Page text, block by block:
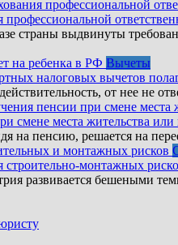
профессиональной
страны выдвинуты
Вычеты
налоговых вычетов
от нее не
смене места жительства или
на пенсию, решается на
строительно-монтажных
развивается бешеными